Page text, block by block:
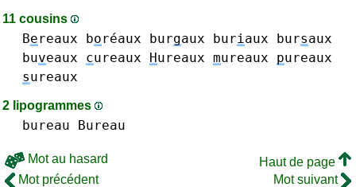
11 cousins
Bereaux boréaux burgaux buriaux bursaux
buveaux cureaux Hureaux mureaux pureaux
sureaux
2 lipogrammes
bureau Bureau
Mot au hasard
Haut de page
Mot précédent
Mot suivant